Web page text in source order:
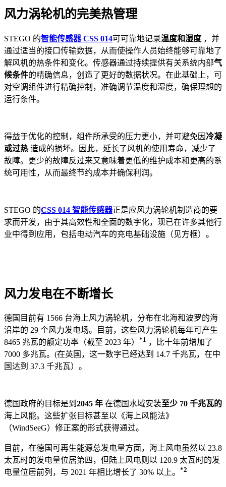
风力涡轮机的完美热管理
STEGO 的智能传感器 CSS 014可可靠地记录温度和湿度 ，并
通过适当的接口传输数据，从而使操作人员始终能够可靠地了
解风机的热条件和变化。传感器通过持续提供有关系统内部气
候条件的精确信息，创造了更好的数据状况。在此基础上，可
对空调组件进行精确控制，准确调节温度和湿度，确保理想的
运行条件。
得益于优化的控制，组件所承受的压力更小，并可避免因 冷凝
或过热造成的损坏。因此，延长了风机的使用寿命，减少了
故障。更少的故障反过来又意味着更低的维护成本和更高的系
统可用性，从而最终节约成本并确保利润。
STEGO 的CSS 014 智能传感器正是应风力涡轮机制造商的要
求而开发，由于其高效性和全面的数字化，现已在许多其他行
业中得到应用，包括电动汽车的充电基础设施（见方框）。
风力发电在不断增长
德国目前有 1566 台海上风力涡轮机，分布在北海和波罗的海
沿岸的 29 个风力发电场。目前，这些风力涡轮机每年可产生
8465 兆瓦的额定功率（截至 2023 年） *1 ，比十年前增加了
7000 多兆瓦。(在英国，这一数字已经达到 14.7 千兆瓦，在中
国达到 37.3 千兆瓦）。
德国政府的目标是到 2045 年 在德国水域安装至少 70 千兆瓦的
海上风能。这些扩张目标甚至以《海上风能法》
（WindSeeG）修正案的形式获得通过。
目前，在德国可再生能源总发电量方面，海上风电虽然以 23.8
太瓦时的发电量位居第四，但陆上风电则以 120.9 太瓦时的发
电量位居前列，与 2021 年相比增长了 30% 以上。 *2